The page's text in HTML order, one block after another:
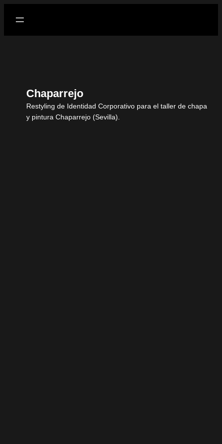
Chaparrejo
Restyling de Identidad Corporativo para el taller de chapa
y pintura Chaparrejo (Sevilla).